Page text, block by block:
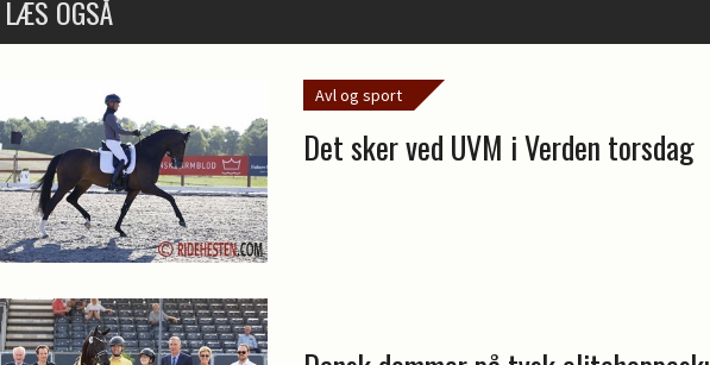
LÆS OGSÅ
Avl og sport
Det sker ved UVM i Verden torsdag